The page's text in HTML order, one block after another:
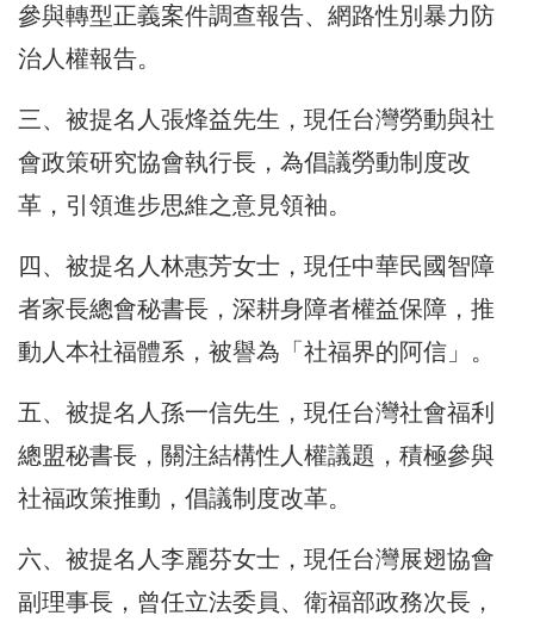
參與轉型正義案件調查報告、網路性別暴力防
治人權報告。
三、被提名人張烽益先生，現任台灣勞動與社
會政策研究協會執行長，為倡議勞動制度改
革，引領進步思維之意見領袖。
四、被提名人林惠芳女士，現任中華民國智障
者家長總會秘書長，深耕身障者權益保障，推
動人本社福體系，被譽為「社福界的阿信」。
五、被提名人孫一信先生，現任台灣社會福利
總盟秘書長，關注結構性人權議題，積極參與
社福政策推動，倡議制度改革。
六、被提名人李麗芬女士，現任台灣展翅協會
副理事長，曾任立法委員、衛福部政務次長，